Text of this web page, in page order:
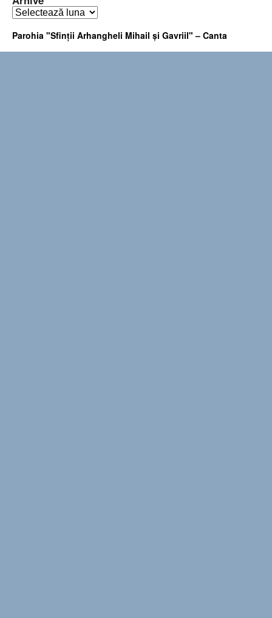
Arhive
Parohia "Sfinţii Arhangheli Mihail şi Gavriil" – Canta